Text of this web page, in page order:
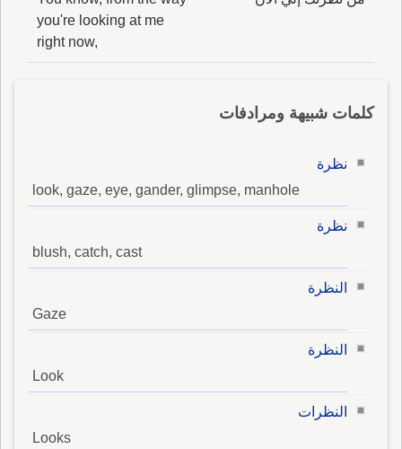
you're looking at me
right now,
كلمات شبيهة ومرادفات
نظرة
look, gaze, eye, gander, glimpse, manhole
نظرة
blush, catch, cast
النظرة
Gaze
النظرة
Look
النظرات
Looks